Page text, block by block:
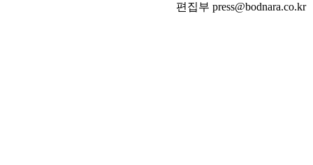
편집부 press@bodnara.co.kr